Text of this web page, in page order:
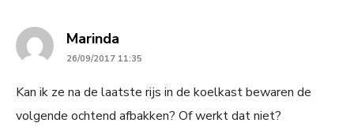
Marinda
26/09/2017 11:35
Kan ik ze na de laatste rijs in de koelkast bewaren de
volgende ochtend afbakken? Of werkt dat niet?